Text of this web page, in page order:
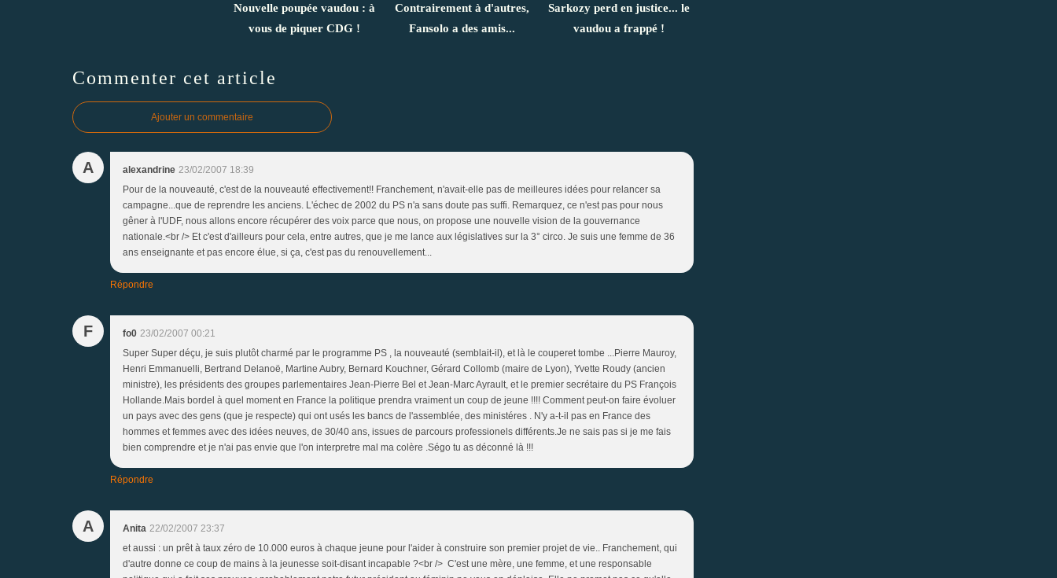
Nouvelle poupée vaudou : à
vous de piquer CDG !
Contrairement à d'autres,
Fansolo a des amis...
Sarkozy perd en justice... le
vaudou a frappé !
Commenter cet article
Ajouter un commentaire
A alexandrine 23/02/2007 18:39
Pour de la nouveauté, c'est de la nouveauté effectivement!! Franchement, n'avait-elle pas de meilleures idées pour relancer sa
campagne...que de reprendre les anciens. L'échec de 2002 du PS n'a sans doute pas suffi. Remarquez, ce n'est pas pour nous
gêner à l'UDF, nous allons encore récupérer des voix parce que nous, on propose une nouvelle vision de la gouvernance
nationale.<br /> Et c'est d'ailleurs pour cela, entre autres, que je me lance aux législatives sur la 3° circo. Je suis une femme de 36
ans enseignante et pas encore élue, si ça, c'est pas du renouvellement...
Répondre
F fo0 23/02/2007 00:21
Super Super déçu, je suis plutôt charmé par le programme PS , la nouveauté (semblait-il), et là le couperet tombe ...Pierre Mauroy,
Henri Emmanuelli, Bertrand Delanoë, Martine Aubry, Bernard Kouchner, Gérard Collomb (maire de Lyon), Yvette Roudy (ancien
ministre), les présidents des groupes parlementaires Jean-Pierre Bel et Jean-Marc Ayrault, et le premier secrétaire du PS François
Hollande.Mais bordel à quel moment en France la politique prendra vraiment un coup de jeune !!!! Comment peut-on faire évoluer
un pays avec des gens (que je respecte) qui ont usés les bancs de l'assemblée, des ministéres . N'y a-t-il pas en France des
hommes et femmes avec des idées neuves, de 30/40 ans, issues de parcours professionels différents.Je ne sais pas si je me fais
bien comprendre et je n'ai pas envie que l'on interpretre mal ma colère .Ségo tu as déconné là !!!
Répondre
A Anita 22/02/2007 23:37
et aussi : un prêt à taux zéro de 10.000 euros à chaque jeune pour l'aider à construire son premier projet de vie.. Franchement, qui
d'autre donne ce coup de mains à la jeunesse soit-disant incapable ?<br /> C'est une mère, une femme, et une responsable